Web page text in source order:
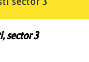
sector 3